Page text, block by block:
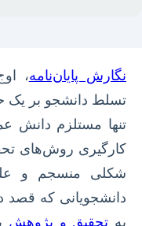
نگارش پایان‌نامه،
تسلط دانشجو بر یک
تنها مستلزم دانش
کارگیری روش‌های
شکلی منسجم و
دانشجویانی که قصد
به تحقیق و پژوهش